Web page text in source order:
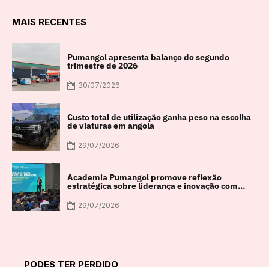
MAIS RECENTES
Pumangol apresenta balanço do segundo
trimestre de 2026
30/07/2026
Custo total de utilização ganha peso na escolha
de viaturas em angola
29/07/2026
Academia Pumangol promove reflexão
estratégica sobre liderança e inovação com
especialista internacional Nadim Habib
29/07/2026
PODES TER PERDIDO